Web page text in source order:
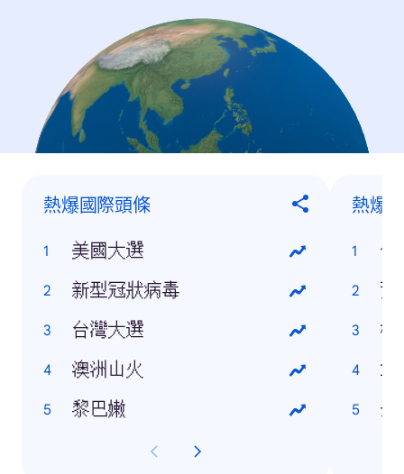
熱爆國際頭條
美國大選
新型冠狀病毒
台灣大選
澳洲山火
黎巴嫩
熱爆
何
蕭
林
袁
余